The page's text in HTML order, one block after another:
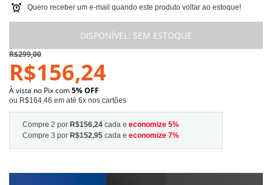
Quero receber um e-mail quando este produto voltar ao estoque!
DISPONÍVEL: SEM ESTOQUE
R$299,00
R$156,24
À vista no Pix com5% OFF
ou R$164,46 em até 6x nos cartões
Compre 2 por R$156,24 cada e economize 5%
Compre 3 por R$152,95 cada e economize 7%